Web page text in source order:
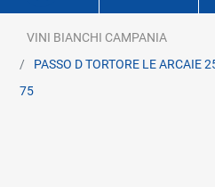
VINI BIANCHI CAMPANIA
PASSO D TORTORE LE ARCAIE
75